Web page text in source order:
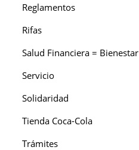
Reglamentos
Rifas
Salud Financiera = Bienestar
Servicio
Solidaridad
Tienda Coca-Cola
Trámites